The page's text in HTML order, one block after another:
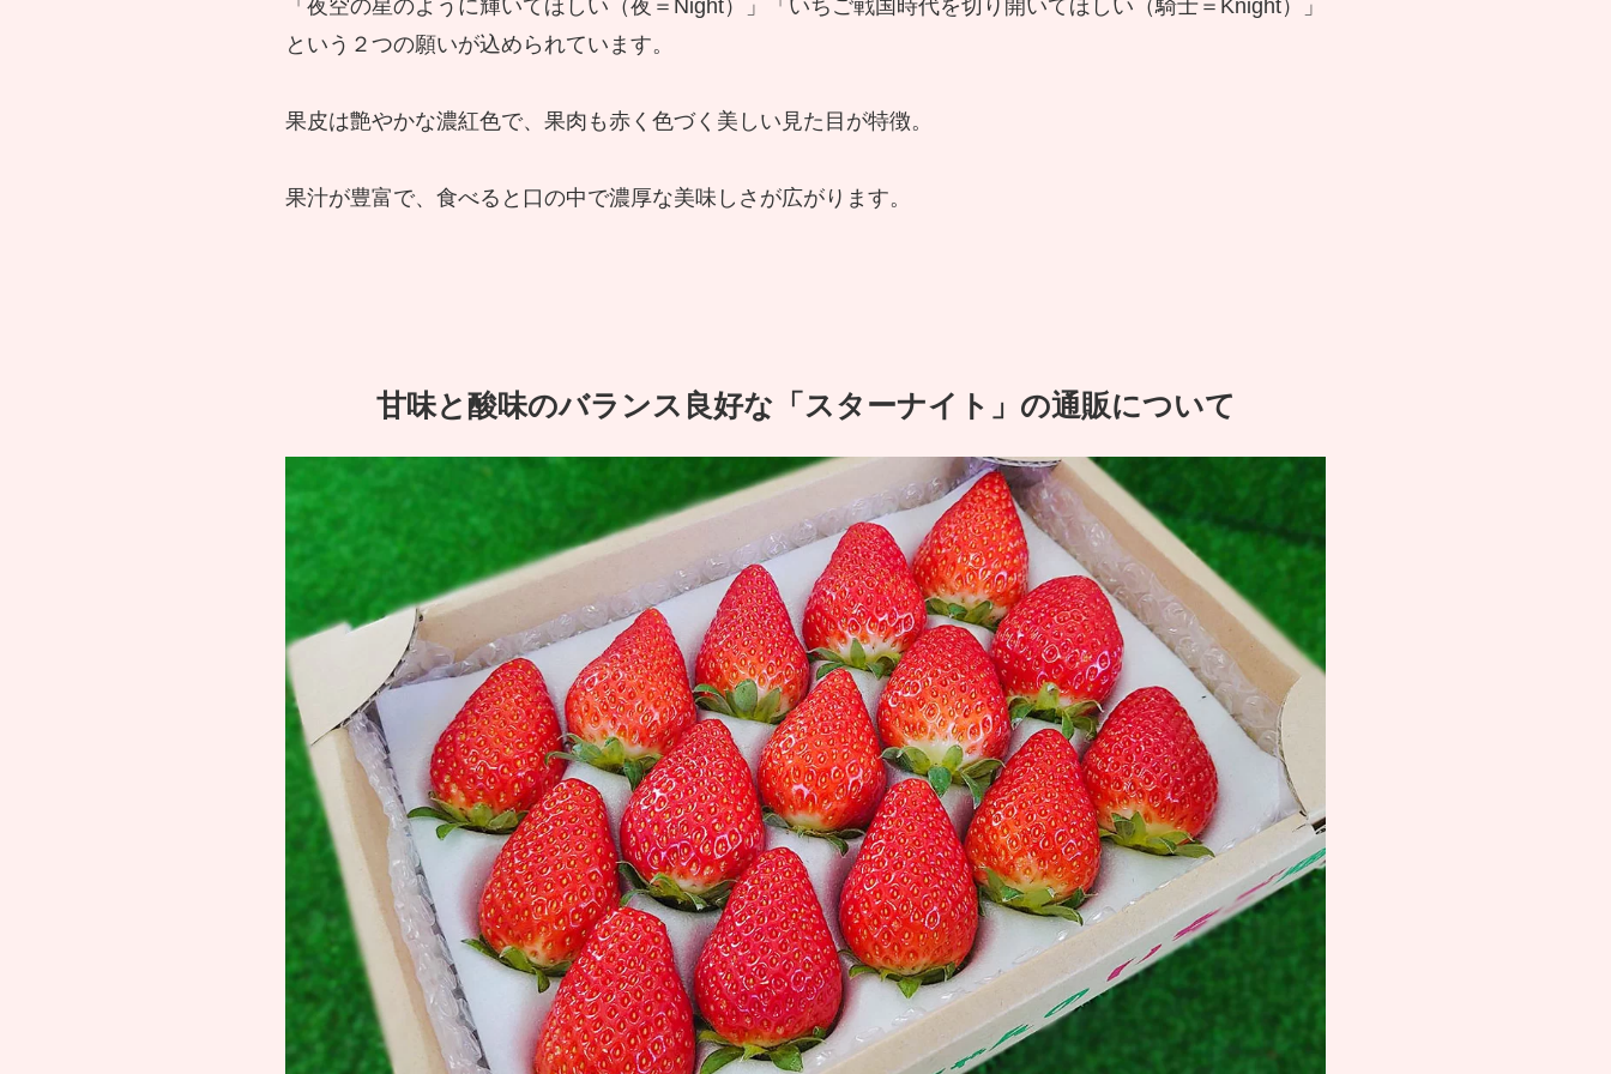
「夜空の星のように輝いてほしい（夜＝Night）」「いちご戦国時代を切り開いてほしい（騎士＝Knight）」
という２つの願いが込められています。
果皮は艶やかな濃紅色で、果肉も赤く色づく美しい見た目が特徴。
果汁が豊富で、食べると口の中で濃厚な美味しさが広がります。
甘味と酸味のバランス良好な「スターナイト」の通販について